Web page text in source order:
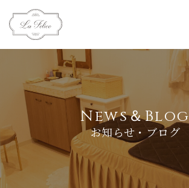
News＆Blog
お知らせ・ブログ